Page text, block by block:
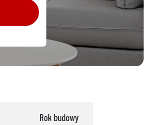
Rok budowy